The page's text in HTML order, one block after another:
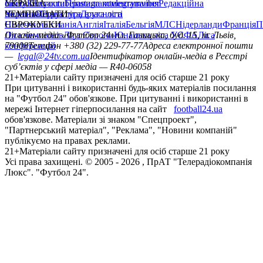
сайтуКонтактиПравила коментуванняРедакційна
політикаСтруктура власності
facebookxyoutubeinstagramtelegramviber
УКРАЇНА
УкраїнаПерша лігаДруга ліга
ЧЕМПІОНАТИ
НімеччинаІспаніяАнгліяІталіяБельгіяМЛСНідерландиФранція
ЄВРОКУБКИ
Ліга чемпіонівЛіга ЄвропиЮнацька ліга УЄФАЛіга
конференцій
Онлайн-медіа «Футбол 24»пл. Галицька, буд. 15, м. Львів,
79008Телефон +380 (32) 229-77-77Адреса електронної пошти
— legal@24tv.com.uaІдентифікатор онлайн-медіа в Реєстрі
суб’єктів у сфері медіа — R40-06058
21+Матеріали сайту призначені для осіб старше 21 року
При цитуванні і використанні будь-яких матеріалів посилання
на "Футбол 24" обов'язкове. При цитуванні і використанні в
мережі Інтернет гіперпосилання на сайт
football24.ua
обов'язкове. Матеріали зі знаком "Спецпроект",
"Партнерський матеріал", "Реклама", "Новини компаній"
публікуємо на правах реклами.
21+Матеріали сайту призначені для осіб старше 21 року
Усi права захищенi. © 2005 - 2026 , ПрАТ "Телерадіокомпанія
Люкс". "Футбол 24".